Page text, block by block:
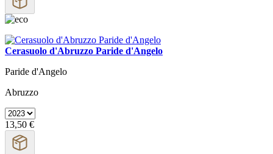
Cerasuolo d'Abruzzo Paride d'Angelo
Paride d'Angelo
Abruzzo
13,50 €